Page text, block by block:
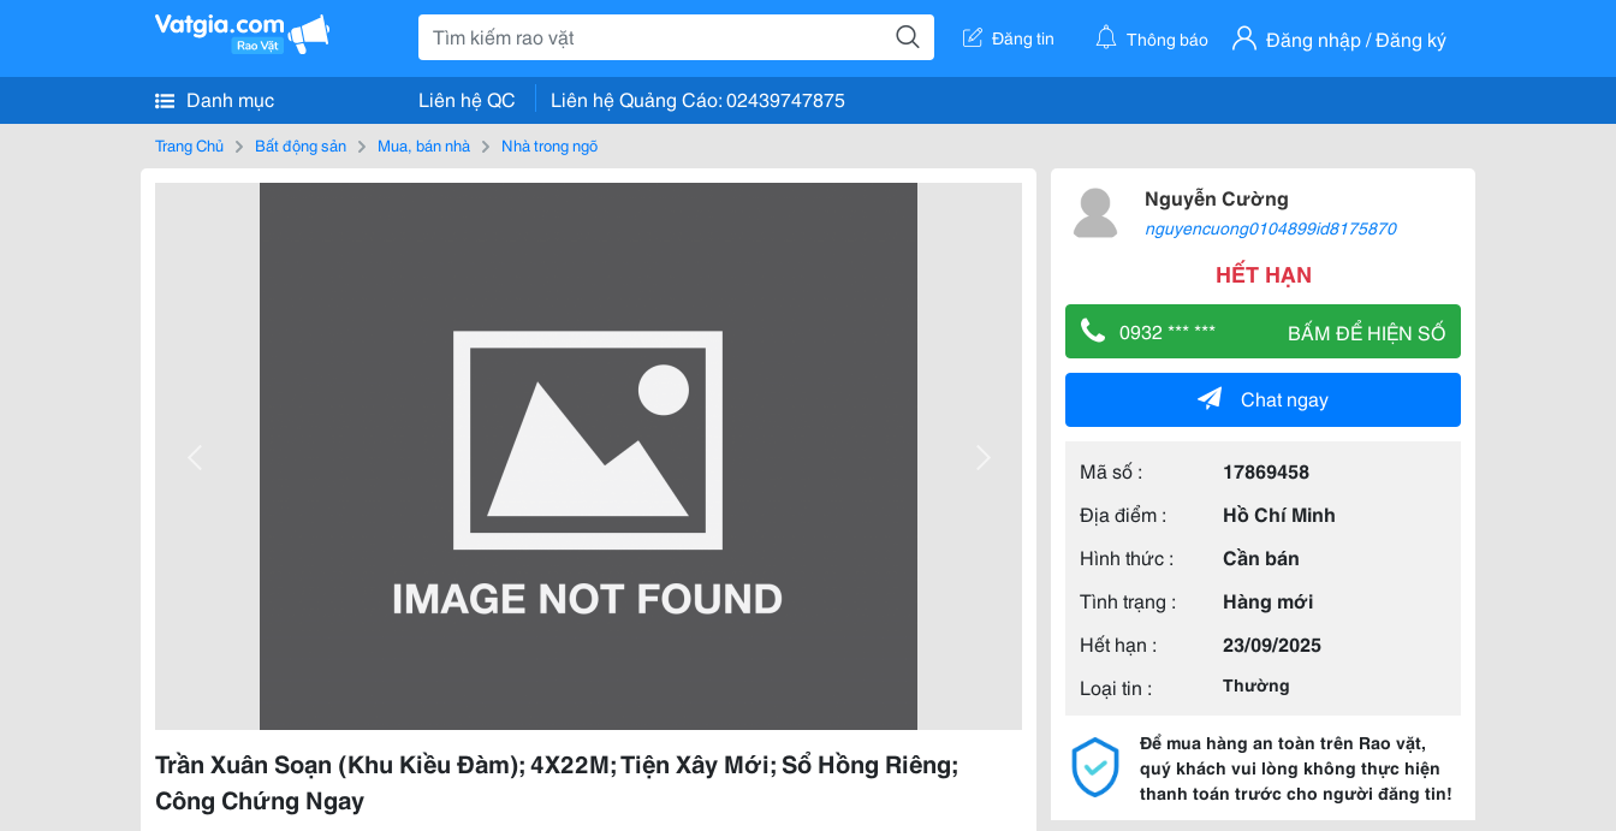
Đăng tin Thông báo Đăng nhập / Đăng ký
Danh mục Liên hệ QC Liên hệ Quảng Cáo: 02439747875
Trang Chủ Bất động sản Mua, bán nhà Nhà trong ngõ
Trần Xuân Soạn (Khu Kiều Đàm); 4X22M; Tiện Xây Mới; Sổ Hồng Riêng;
Công Chứng Ngay
Nguyễn Cường
nguyencuong0104899id8175870
HẾT HẠN
0932 *** *** BẤM ĐỂ HIỆN SỐ
Chat ngay
Mã số :
17869458
Địa điểm :
Hồ Chí Minh
Hình thức :
Cần bán
Tình trạng :
Hàng mới
Hết hạn :
23/09/2025
Loại tin :
Thường
Để mua hàng an toàn trên Rao vặt,
quý khách vui lòng không thực hiện
thanh toán trước cho người đăng tin!